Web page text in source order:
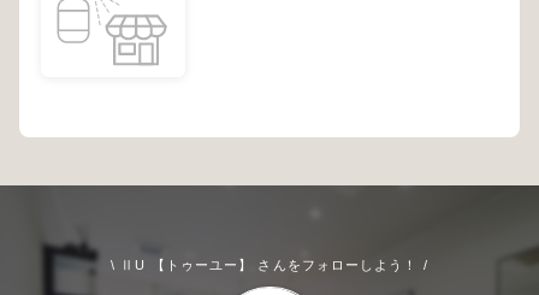
\ ⅡU 【トゥーユー】 さんをフォローしよう！ /